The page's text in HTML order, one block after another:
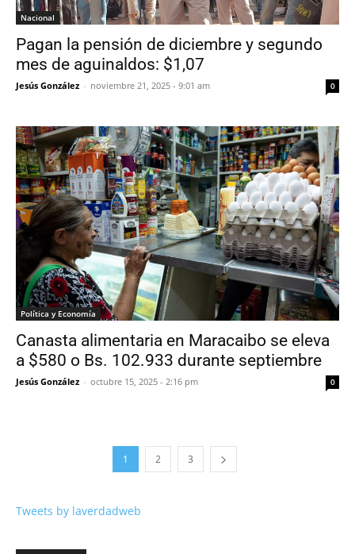
Nacional
Pagan la pensión de diciembre y segundo
mes de aguinaldos: $1,07
Jesús González - noviembre 21, 2025 - 9:01 am 0
Política y Economía
Canasta alimentaria en Maracaibo se eleva
a $580 o Bs. 102.933 durante septiembre
Jesús González - octubre 15, 2025 - 2:16 pm 0
1 2 3
Tweets by laverdadweb